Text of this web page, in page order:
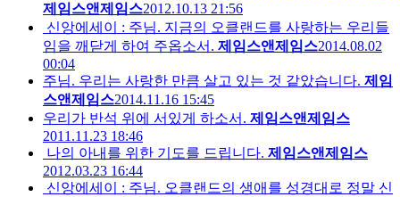
제임스앤제임스2012.10.13 21:56
신앙에세이 : 주님. 지금의 오클랜드를 사랑하는 우리들
임을 깨닫게 하여 주옵소서. 제임스앤제임스2014.08.02
00:04
주님. 우리는 사랑한 만큼 살고 있는 것 같았습니다. 제임
스앤제임스2014.11.16 15:45
우리가 반석 위에 서있게 하소서. 제임스앤제임스
2011.11.23 18:46
나의 아내를 위한 기도를 드립니다. 제임스앤제임스
2012.03.23 16:44
신앙에세이 : 주님. 오클랜드의 생애를 성경대로 정말 신